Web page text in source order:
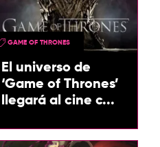
El universo de
‘Game of Thrones’
llegará al cine c...
GAME OF THRONES